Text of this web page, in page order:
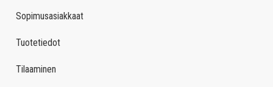
Sopimusasiakkaat
Tuotetiedot
Tilaaminen